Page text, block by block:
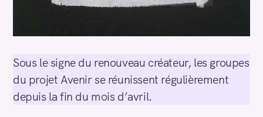
Sous le signe du renouveau créateur, les groupes
du projet Avenir se réunissent régulièrement
depuis la fin du mois d’avril.